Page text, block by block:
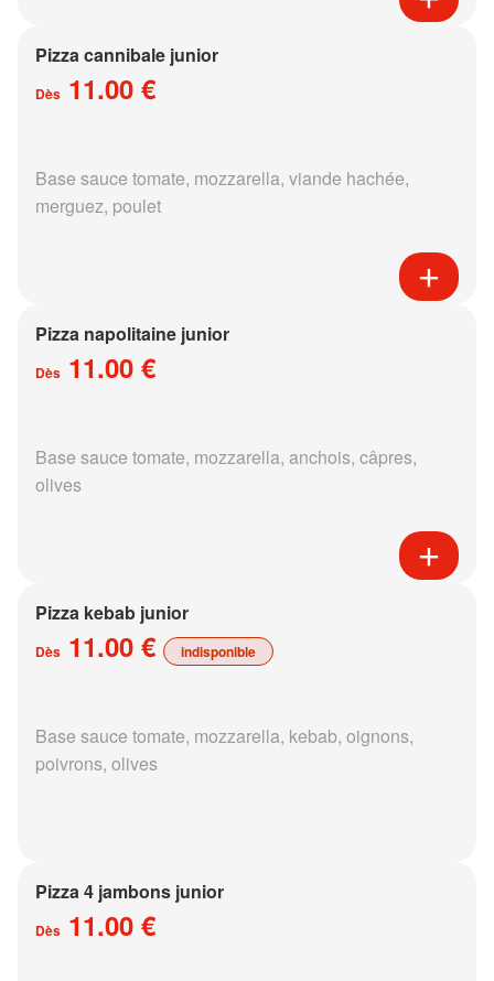
Pizza cannibale junior
Dès 11.00 €
Base sauce tomate, mozzarella, viande hachée,
merguez, poulet
Pizza napolitaine junior
Dès 11.00 €
Base sauce tomate, mozzarella, anchois, câpres,
olives
Pizza kebab junior
Dès 11.00 € indisponible
Base sauce tomate, mozzarella, kebab, oignons,
poivrons, olives
Pizza 4 jambons junior
Dès 11.00 €